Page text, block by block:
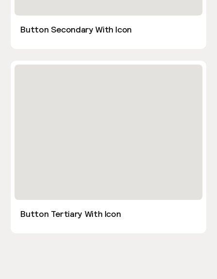
Button Secondary With Icon
Button Tertiary With Icon